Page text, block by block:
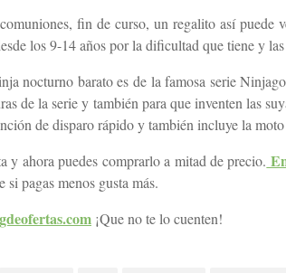
fin de curso, un regalito así
los 9-14 años por la dificultad que tiene y
nocturno barato es de la famosa serie
de la serie y también para que inventen las
de disparo rápido y también incluye la
y ahora puedes comprarlo a mitad de precio.
si pagas menos gusta más.
¡Que no te lo cuenten!